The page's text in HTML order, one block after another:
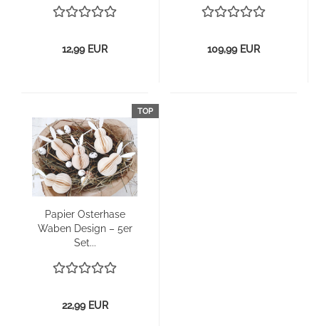
12,99 EUR 109,99 EUR
TOP
Pa­pier Os­ter­ha­se
Waben De­sign – 5er
Set...
22,99 EUR